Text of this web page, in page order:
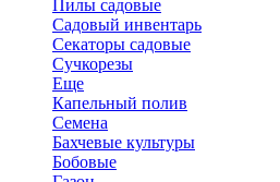
Пилы садовые
Садовый инвентарь
Секаторы садовые
Сучкорезы
Еще
Капельный полив
Семена
Бахчевые культуры
Бобовые